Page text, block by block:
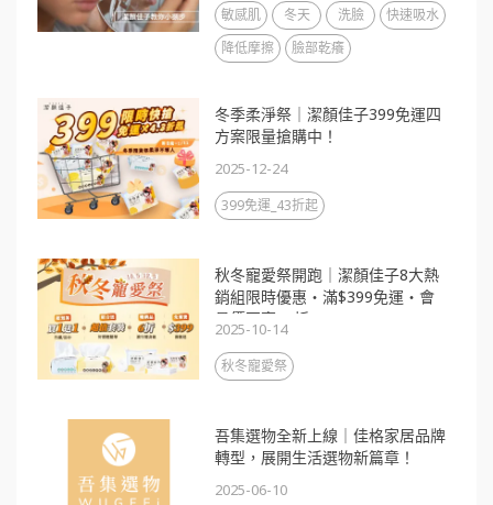
敏感肌 冬天 洗臉
快速吸水
降低摩擦
臉部乾癢
冬季柔淨祭｜潔顏佳子399免運四
方案限量搶購中！
2025-12-24
399免運_43折起
秋冬寵愛祭開跑｜潔顏佳子8大熱
銷組限時優惠・滿$399免運・會
員價再享88折
2025-10-14
秋冬寵愛祭
吾集選物全新上線｜佳格家居品牌
轉型，展開生活選物新篇章！
2025-06-10